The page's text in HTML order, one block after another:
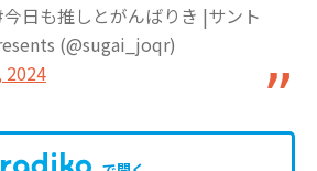
日も推しとがんばりき |サント
(@sugai_joqr)
2024